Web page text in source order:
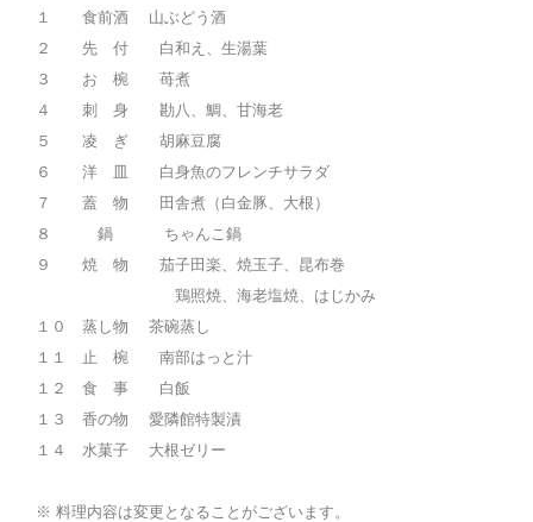
１ 食前酒 山ぶどう酒
２ 先 付 白和え、生湯葉
３ お 椀 苺煮
４ 刺 身 勘八、鯛、甘海老
５ 凌 ぎ 胡麻豆腐
６ 洋 皿 白身魚のフレンチサラダ
７ 蓋 物 田舎煮（白金豚、大根）
８ 鍋 ちゃんこ鍋
９ 焼 物 茄子田楽、焼玉子、昆布巻
鶏照焼、海老塩焼、はじかみ
１０ 蒸し物 茶碗蒸し
１１ 止 椀 南部はっと汁
１２ 食 事 白飯
１３ 香の物 愛隣館特製漬
１４ 水菓子 大根ゼリー
※ 料理内容は変更となることがございます。